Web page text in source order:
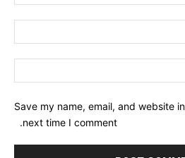
Save my name, email, and website
next time I comment.